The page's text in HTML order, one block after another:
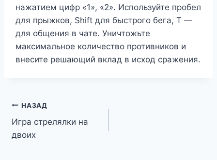
нажатием цифр «1», «2». Используйте пробел
для прыжков, Shift для быстрого бега, T —
для общения в чате. Уничтожьте
максимальное количество противников и
внесите решающий вклад в исход сражения.
Навигация
по
НАЗАД
Игра стрелялки на
двоих